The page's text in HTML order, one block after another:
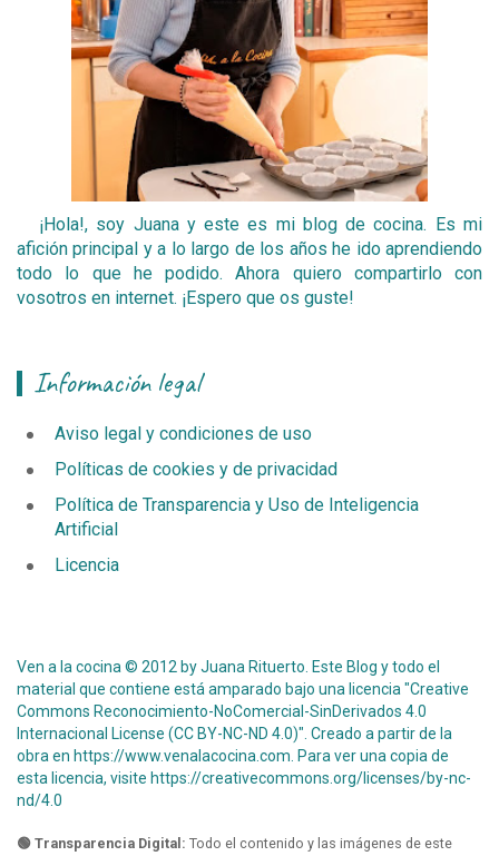
¡Hola!, soy Juana y este es mi blog de cocina. Es mi
afición principal y a lo largo de los años he ido aprendiendo
todo lo que he podido. Ahora quiero compartirlo con
vosotros en internet. ¡Espero que os guste!
Información legal
Aviso legal y condiciones de uso
Políticas de cookies y de privacidad
Política de Transparencia y Uso de Inteligencia
Artificial
Licencia
Ven a la cocina © 2012 by Juana Rituerto. Este Blog y todo el
material que contiene está amparado bajo una licencia "Creative
Commons Reconocimiento-NoComercial-SinDerivados 4.0
Internacional License (CC BY-NC-ND 4.0)". Creado a partir de la
obra en https://www.venalacocina.com . Para ver una copia de
esta licencia, visite https://creativecommons.org/licenses/by-nc-
nd/4.0
🟢 Transparencia Digital: Todo el contenido y las imágenes de este